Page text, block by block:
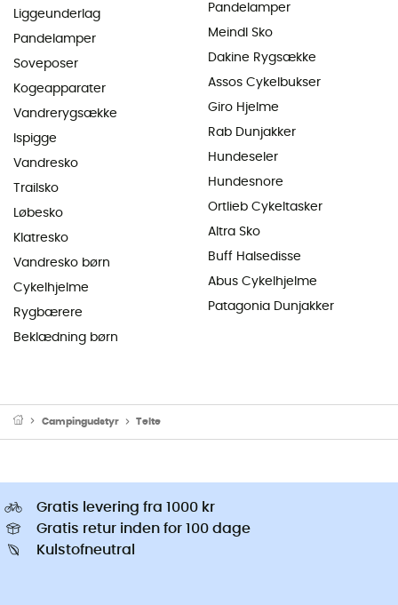
Liggeunderlag
Pandelamper
Soveposer
Kogeapparater
Vandrerygsække
Ispigge
Vandresko
Trailsko
Løbesko
Klatresko
Vandresko børn
Cykelhjelme
Rygbærere
Beklædning børn
Pandelamper
Meindl Sko
Dakine Rygsække
Assos Cykelbukser
Giro Hjelme
Rab Dunjakker
Hundeseler
Hundesnore
Ortlieb Cykeltasker
Altra Sko
Buff Halsedisse
Abus Cykelhjelme
Patagonia Dunjakker
Campingudstyr Telte
Gratis levering fra 1000 kr
Gratis retur inden for 100 dage
Kulstofneutral